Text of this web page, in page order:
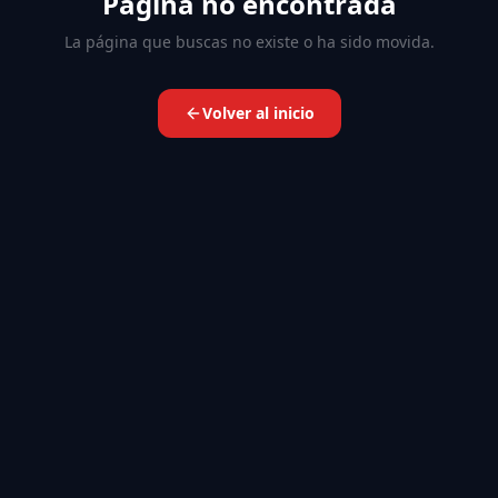
La página que buscas no existe o ha sido movida.
Volver al inicio